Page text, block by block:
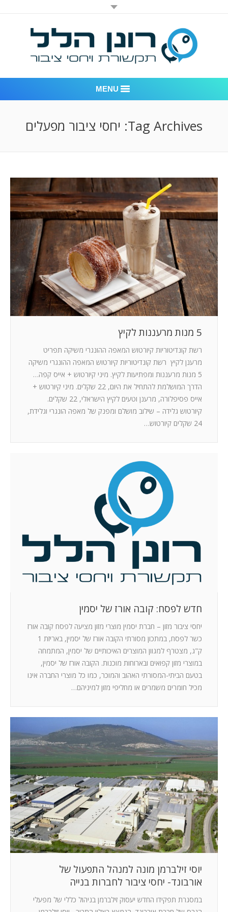
MENU
לקוחות – משרד יחסי ציבור רונן הלל
חדר חדשות
המלצות
ניהול מוניטין
צור קשר
Tag Archives: יחסי ציבור מפעלים
5 מנות מרעננות לקיץ
רשת קונדיטוריות קיורטוש המאפה ההונגרי משיקה תפריט
מרענן לקיץ רשת קונדיטוריות קיורטוש המאפה ההונגרי משיקה
5 מנות מרעננות ומפתיעות לקיץ. מיני קיורטוש + אייס קפה…
הדרך המושלמת להתחיל את היום, 22 שקלים. מיני קיורטוש +
אייס פסיפלורה, מרענן וטעים לקיץ הישראלי, 22 שקלים.
קיורטוש גלידה – שילוב מושלם ומפנק של מאפה הונגרי וגלידת,
24 שקלים קיורטוש…
חדש לפסח: קובה אורז של יסמין
יחסי ציבור מזון – חברת יסמין מוצרי מזון מציעה לפסח קובה אורז
כשר לפסח, במתכון מסורתי הקובה אורז של יסמין, באריזת 1
ק"ג, מצטרף למגוון המוצרים האיכותיים של יסמין, המתמחה
במוצרי מזון קפואים ובארוחות מוכנות. הקובה אורז של יסמין,
בטעם הביתי-המסורתי האהוב והמוכר, כמו כל מוצרי החברה אינו
מכיל חומרים משמרים או מחליפי מזון למיניהם…
יוסי זילברמן מונה למנהל התפעול של
אורבונד- יחסי ציבור לחברות בנייה
במסגרת תפקידו החדש יעסוק זילברמן בניהול כללי של מפעלי